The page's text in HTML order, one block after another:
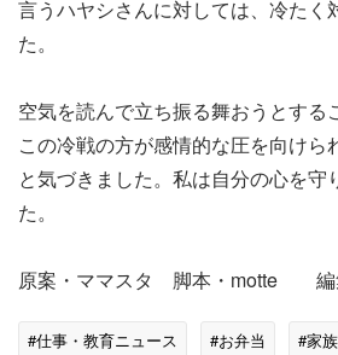
言うハヤシさんに対しては、冷たく
た。
空気を読んで立ち振る舞おうとする
この冷戦の方が感情的な圧を向けら
と気づきました。私は自分の心を守
た。
原案・ママスタ 脚本・motte 編
#仕事・教育ニュース #お弁当 #家族